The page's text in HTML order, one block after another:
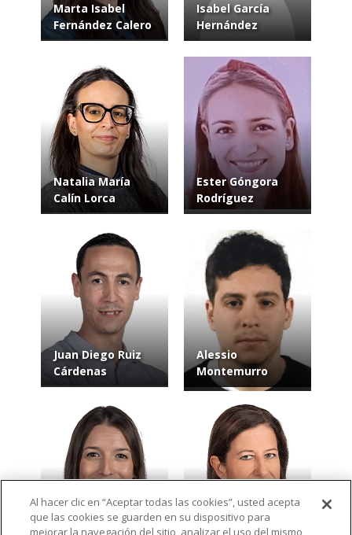
Marta Isabel
Fernández Calero
Isabel García
Hernández
Natalia María
Calín Lorca
Ester Góngora
Rodríguez
Juan Diego Ruiz
Cárdenas
Alessio
Montemurro
Salud Poveda Luisa María
Al hacer clic en “Aceptar todas las cookies”, usted acepta
que las cookies se guarden en su dispositivo para
mejorar la navegación del sitio, analizar el uso del mismo,